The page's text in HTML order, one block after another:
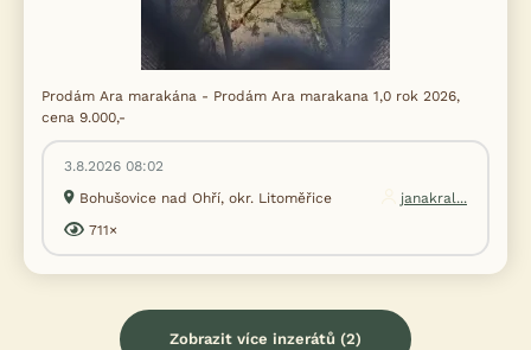
Prodám Ara marakána - Prodám Ara marakana 1,0 rok 2026,
cena 9.000,-
3.8.2026 08:02
Bohušovice nad Ohří, okr. Litoměřice
janakral...
711×
Zobrazit více inzerátů (2)